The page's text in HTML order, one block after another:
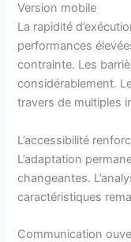
Version mobile
La rapidité
performances
contrainte. Les
considérablement.
travers de multiples
L’accessibilité
L’adaptation
changeantes.
caractéristiques
Communication